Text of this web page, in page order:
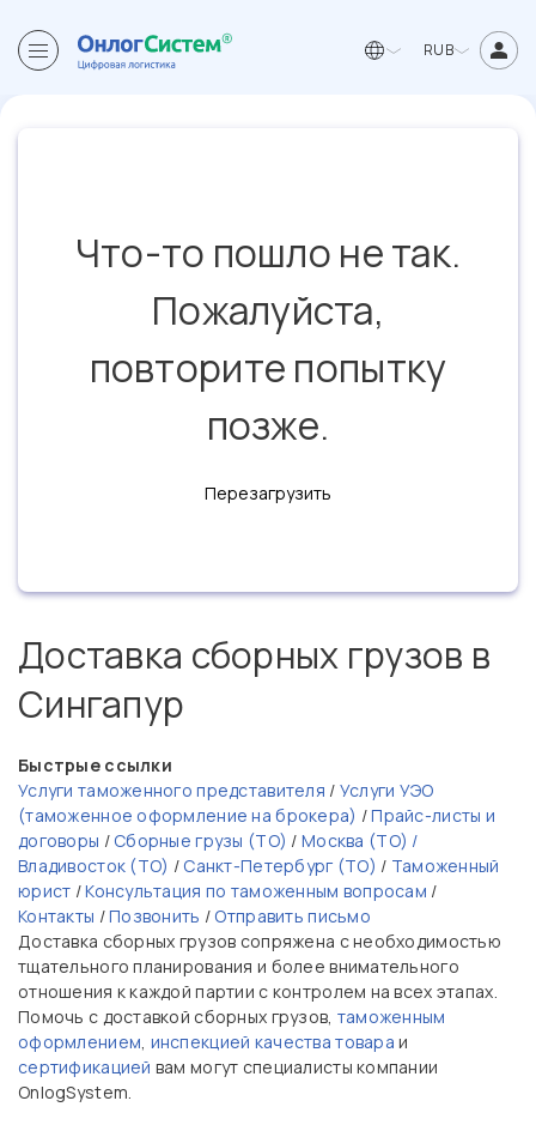
RUB
Что-то пошло не так.
Пожалуйста,
повторите попытку
позже.
Перезагрузить
Доставка сборных грузов в
Сингапур
Быстрые ссылки
Услуги таможенного представителя / Услуги УЭО
(таможенное оформление на брокера) /Прайс-листы и
договоры / Сборные грузы (ТО) / Москва (ТО) /
Владивосток (ТО) / Санкт-Петербург (ТО) / Таможенный
юрист /Консультация по таможенным вопросам /
Контакты /Позвонить / Отправить письмо
Доставка сборных грузов сопряжена с необходимостью
тщательного планирования и более внимательного
отношения к каждой партии с контролем на всех этапах.
Помочь с доставкой сборных грузов, таможенным
оформлением, инспекцией качества товара и
сертификацией вам могут специалисты компании
OnlogSystem.